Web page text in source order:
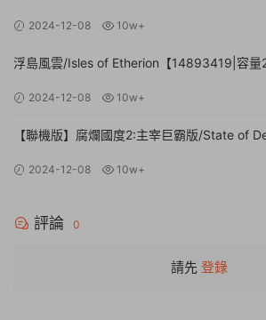
2024-12-08 10w+
浮島風雲/Isles of Etherion【14893419|容量
2024-12-08 10w+
【聯機版】腐爛國度2:主宰巨霸版/State of
2024-12-08 10w+
評論 0
請先 登錄